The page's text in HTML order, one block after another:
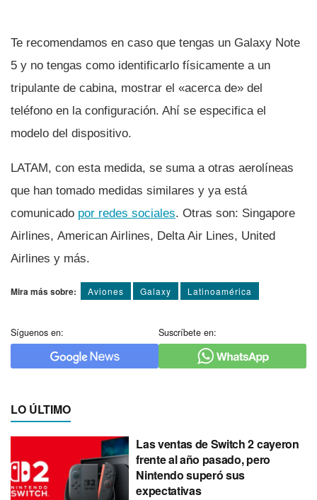
Te recomendamos en caso que tengas un Galaxy Note
5 y no tengas como identificarlo fí­sicamente a un
tripulante de cabina, mostrar el «acerca de» del
teléfono en la configuración. Ahí­ se especifica el
modelo del dispositivo.
LATAM, con esta medida, se suma a otras aerolí­neas
que han tomado medidas similares y ya está
comunicado por redes sociales. Otras son: Singapore
Airlines, American Airlines, Delta Air Lines, United
Airlines y más.
Mira más sobre: Aviones Galaxy Latinoamérica
Síguenos en: Suscríbete en:
LO ÚLTIMO
Las ventas de Switch 2 cayeron
frente al año pasado, pero
Nintendo superó sus
expectativas